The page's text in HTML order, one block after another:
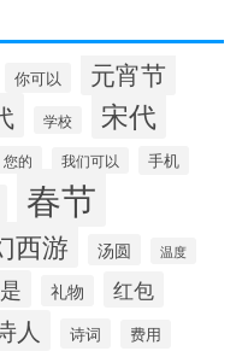
你可以 元宵节
学校 宋代
您的 我们可以 手机
春节
西游 汤圆 温度
礼物 红包
人 诗词 费用